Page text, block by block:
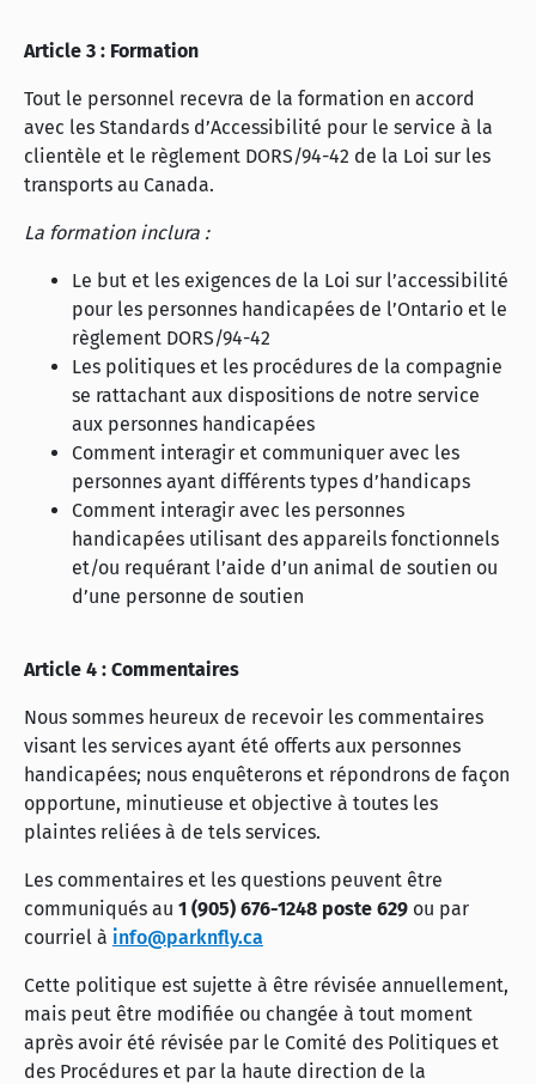
Article 3 : Formation
Tout le personnel recevra de la formation en accord
avec les Standards d’Accessibilité pour le service à la
clientèle et le règlement DORS/94-42 de la Loi sur les
transports au Canada.
La formation inclura :
Le but et les exigences de la Loi sur l’accessibilité
pour les personnes handicapées de l’Ontario et le
règlement DORS/94-42
Les politiques et les procédures de la compagnie
se rattachant aux dispositions de notre service
aux personnes handicapées
Comment interagir et communiquer avec les
personnes ayant différents types d’handicaps
Comment interagir avec les personnes
handicapées utilisant des appareils fonctionnels
et/ou requérant l’aide d’un animal de soutien ou
d’une personne de soutien
Article 4 : Commentaires
Nous sommes heureux de recevoir les commentaires
visant les services ayant été offerts aux personnes
handicapées; nous enquêterons et répondrons de façon
opportune, minutieuse et objective à toutes les
plaintes reliées à de tels services.
Les commentaires et les questions peuvent être
communiqués au 1 (905) 676-1248 poste 629 ou par
courriel à info@parknfly.ca
Cette politique est sujette à être révisée annuellement,
mais peut être modifiée ou changée à tout moment
après avoir été révisée par le Comité des Politiques et
des Procédures et par la haute direction de la